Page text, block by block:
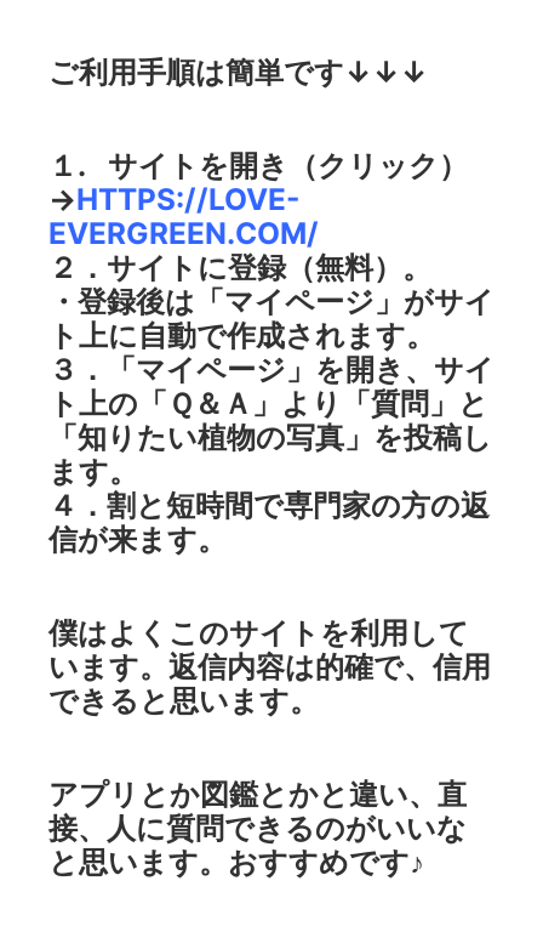
ご利用手順は簡単です↓↓↓
１. サイトを開き（クリック）
→HTTPS://LOVE-
EVERGREEN.COM/
２．サイトに登録（無料）。
・登録後は「マイページ」がサイ
ト上に自動で作成されます。
３．「マイページ」を開き、サイ
ト上の「Ｑ＆Ａ」より「質問」と
「知りたい植物の写真」を投稿し
ます。
４．割と短時間で専門家の方の返
信が来ます。
僕はよくこのサイトを利用して
います。返信内容は的確で、信用
できると思います。
アプリとか図鑑とかと違い、直
接、人に質問できるのがいいな
と思います。おすすめです♪